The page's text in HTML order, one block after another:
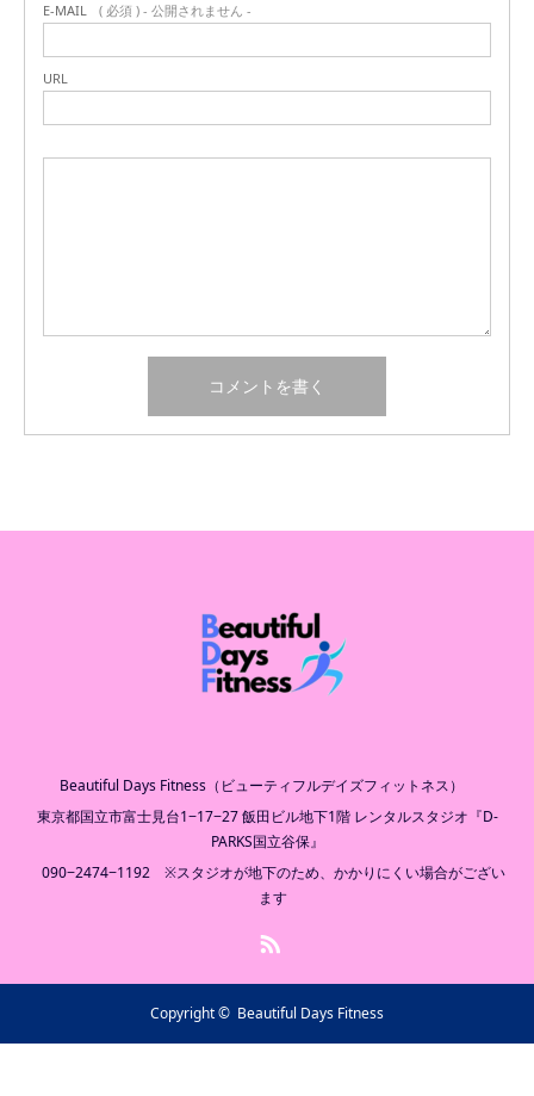
E-MAIL ( 必須 ) - 公開されません -
URL
Beautiful Days Fitness（ビューティフルデイズフィットネス）
東京都国立市富士見台1−17−27 飯田ビル地下1階 レンタルスタジオ『D-
PARKS国立谷保』
090−2474−1192 ※スタジオが地下のため、かかりにくい場合がござい
ます
Copyright © Beautiful Days Fitness